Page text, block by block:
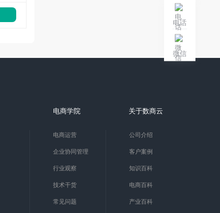
电商学院
电商运营
企业协同管理
行业观察
技术干货
常见问题
关于数商云
公司介绍
客户案例
知识百科
电商百科
产业百科
电话
微信